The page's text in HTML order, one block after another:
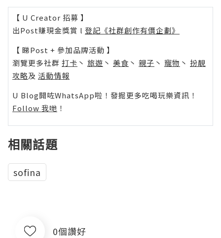
【 U Creator 招募 】
出Post賺現金獎賞 l 登記《社群創作有價企劃》
【 睇Post + 參加品牌活動 】
瀏覽更多社群 打卡 丶 旅遊 丶 美食 丶 親子 丶 寵物 丶 扮靚
攻略及 活動情報
U Blog開咗WhatsApp啦！發掘更多吃喝玩樂資訊！
Follow 我哋 ！
相關話題
sofina
0個讚好